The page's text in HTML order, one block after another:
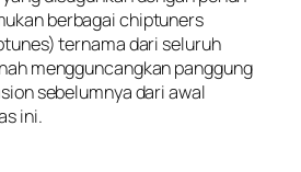
berbagai chiptuners
ternama dari seluruh
mengguncangkan panggung
sebelumnya dari awal
ini.